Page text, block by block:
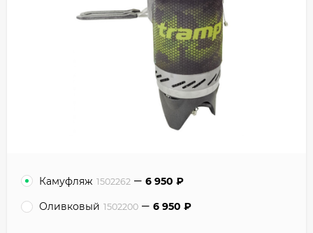
Камуфляж 1502262 6 950 ₽
Оливковый 1502200 6 950 ₽